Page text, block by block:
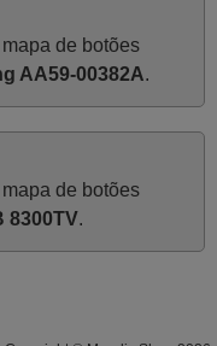
loja nenhuma me
diziam que
não funcionar.
Edite,
Obrigado
de botões
AA59-00382A.
de botões
8300TV.